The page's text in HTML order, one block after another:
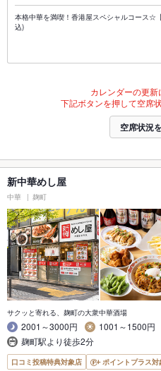
本格中華を満喫！香港屋スペシャルコース☆
込)
カレンダーの更新
下記ボタンを押して空席
空席状況
新中華めし屋
中華 麹町
サクッと寄れる、麹町の大衆中華酒場
2001～3000円
1001～1500円
麹町駅より徒歩2分
口コミ投稿特典対象店 ポイントプラス対